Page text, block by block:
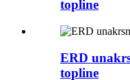
topline
ERD
topline